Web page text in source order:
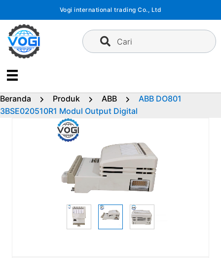
konten
Vogi international trading Co., Ltd
Cari
Beranda Produk ABB
ABB DO801
3BSE020510R1 Modul Output Digital